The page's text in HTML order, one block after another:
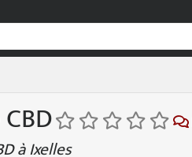
à Ixelles